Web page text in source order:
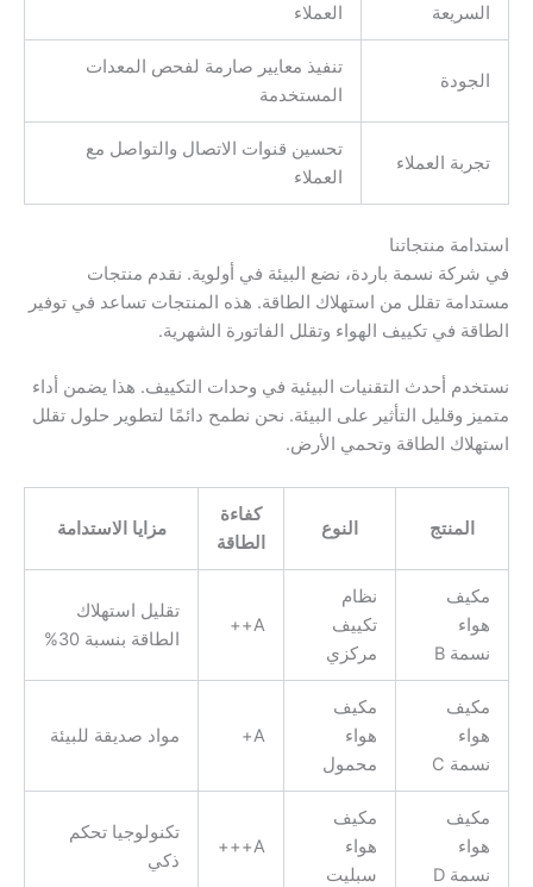
السريعة العملاء
الجودة
تنفيذ معايير صارمة لفحص المعدات
المستخدمة
تجربة العملاء
تحسين قنوات الاتصال والتواصل مع
العملاء
استدامة منتجاتنا
في شركة نسمة باردة، نضع البيئة في أولوية. نقدم منتجات
مستدامة تقلل من استهلاك الطاقة. هذه المنتجات تساعد في توفير
الطاقة في تكييف الهواء وتقلل الفاتورة الشهرية.
نستخدم أحدث التقنيات البيئية في وحدات التكييف. هذا يضمن أداء
متميز وقليل التأثير على البيئة. نحن نطمح دائمًا لتطوير حلول تقلل
استهلاك الطاقة وتحمي الأرض.
المنتج النوع
كفاءة
الطاقة
مزايا الاستدامة
مكيف
هواء
نسمة B
نظام
تكييف
مركزي
A++
تقليل استهلاك
الطاقة بنسبة 30%
مكيف
هواء
نسمة C
مكيف
هواء
محمول
A+ مواد صديقة للبيئة
مكيف
هواء
نسمة D
مكيف
هواء
سبليت
A+++
تكنولوجيا تحكم
ذكي